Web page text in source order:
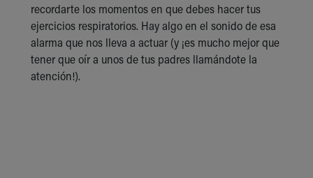
recordarte los momentos en que debes hacer tus
ejercicios respiratorios. Hay algo en el sonido de esa
alarma que nos lleva a actuar (y ¡es mucho mejor que
tener que oír a unos de tus padres llamándote la
atención!).